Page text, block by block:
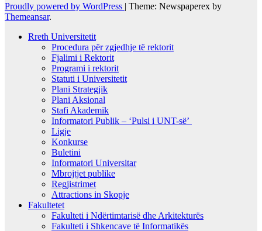
Proudly powered by WordPress | Theme: Newspaperex by
Themeansar.
Rreth Universitetit
Procedura për zgjedhje të rektorit
Fjalimi i Rektorit
Programi i rektorit
Statuti i Universitetit
Plani Strategjik
Plani Aksional
Stafi Akademik
Informatori Publik – ‘Pulsi i UNT-së’
Ligje
Konkurse
Buletini
Informatori Universitar
Mbrojtjet publike
Regjistrimet
Attractions in Skopje
Fakultetet
Fakulteti i Ndërtimtarisë dhe Arkitekturës
Fakulteti i Shkencave të Informatikës